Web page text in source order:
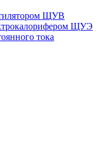
ЩУВ
ЩУЭ
тока